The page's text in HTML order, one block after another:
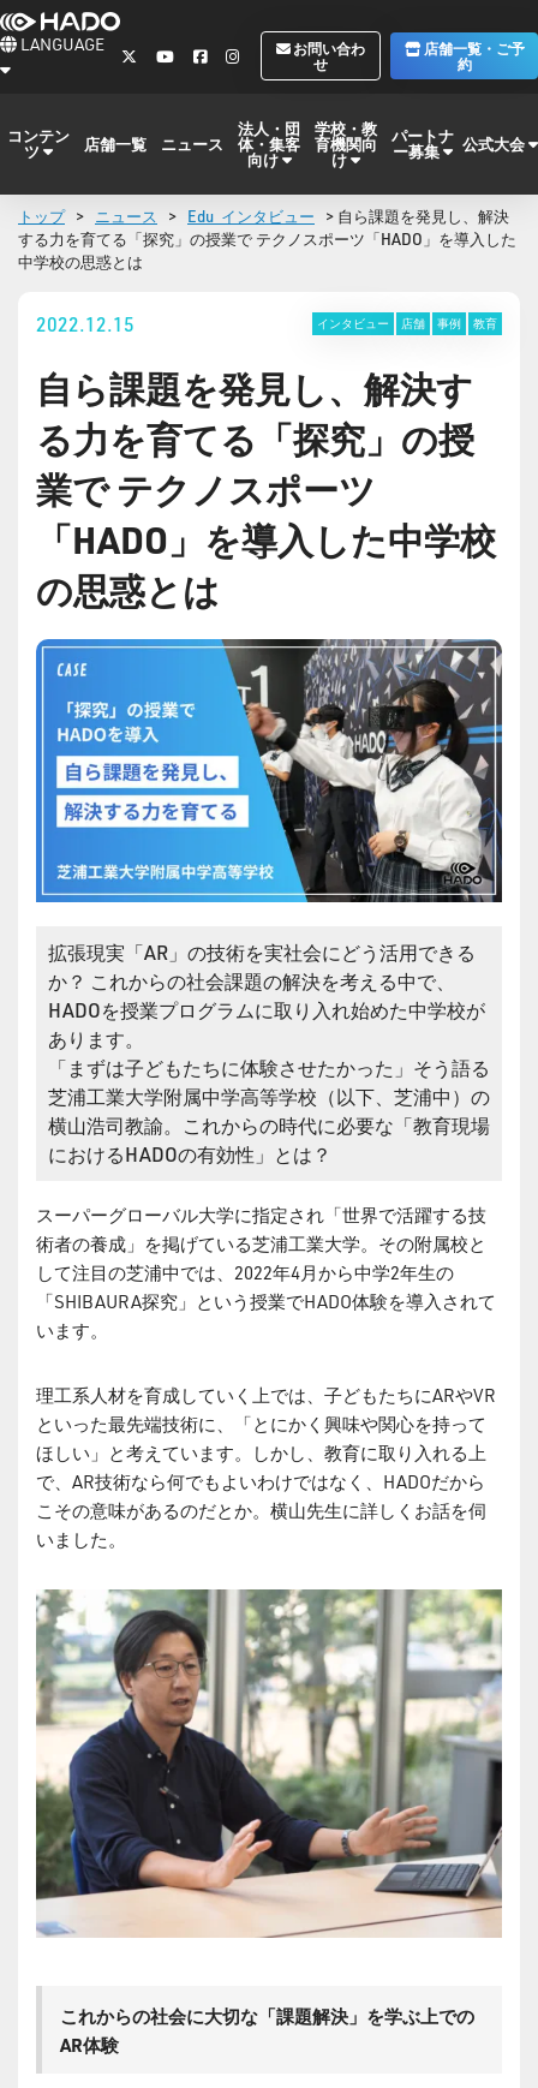
LANGUAGE
お問い合わ
せ
店舗一覧・ご予
約
コンテン
ツ 店舗一覧 ニュース
法人・団
体・集客
向け
学校・教
育機関向
け
パートナ
ー募集 公式大会
トップ > ニュース > Edu_インタビュー
> 自ら課題を発見し、解決
する力を育てる「探究」の授業で テクノスポーツ「HADO」を導入した
中学校の思惑とは
2022.12.15 インタビュー 店舗 事例 教育
自ら課題を発見し、解決す
る力を育てる「探究」の授
業で テクノスポーツ
「HADO」を導入した中学校
の思惑とは
拡張現実「AR」の技術を実社会にどう活用できる
か？ これからの社会課題の解決を考える中で、
HADOを授業プログラムに取り入れ始めた中学校が
あります。
「まずは子どもたちに体験させたかった」そう語る
芝浦工業大学附属中学高等学校（以下、芝浦中）の
横山浩司教諭。これからの時代に必要な「教育現場
におけるHADOの有効性」とは？
スーパーグローバル大学に指定され「世界で活躍する技
術者の養成」を掲げている芝浦工業大学。その附属校と
して注目の芝浦中では、2022年4月から中学2年生の
「SHIBAURA探究」という授業でHADO体験を導入されて
います。
理工系人材を育成していく上では、子どもたちにARやVR
といった最先端技術に、「とにかく興味や関心を持って
ほしい」と考えています。しかし、教育に取り入れる上
で、AR技術なら何でもよいわけではなく、HADOだから
こその意味があるのだとか。横山先生に詳しくお話を伺
いました。
これからの社会に大切な「課題解決」を学ぶ上での
AR体験